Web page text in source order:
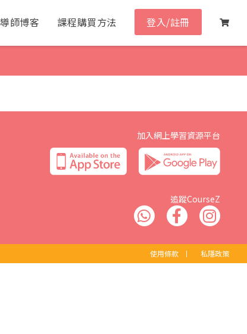
導師博客 課程購買方法 登入/註冊
加入網上學習資源平台
追蹤CourseZ
使用條款 丨 私隱政策